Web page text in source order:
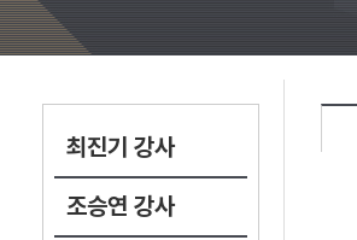
최진기 강사
조승연 강사